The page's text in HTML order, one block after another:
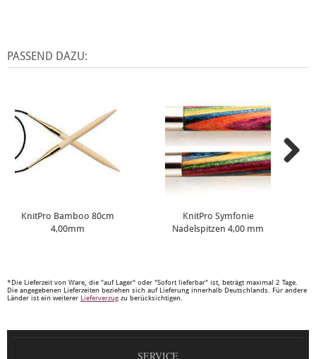
PASSEND DAZU:
KnitPro Bamboo 80cm
4,00mm
KnitPro Symfonie
Nadelspitzen 4,00 mm
*Die Lieferzeit von Ware, die "auf Lager" oder "Sofort lieferbar" ist, beträgt maximal 2 Tage.
Die angegebenen Lieferzeiten beziehen sich auf Lieferung innerhalb Deutschlands. Für andere
Länder ist ein weiterer Lieferverzug zu berücksichtigen.
SERVICE